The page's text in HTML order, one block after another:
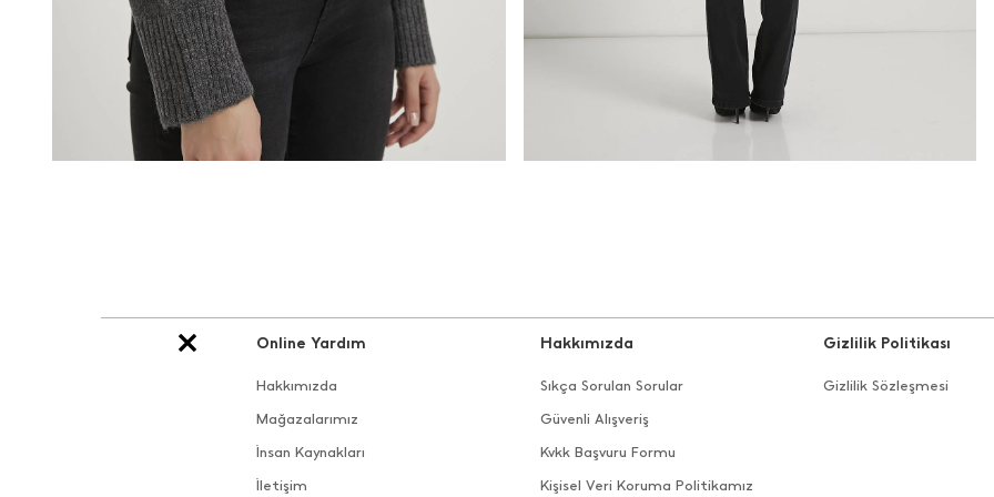
Online Yardım
Hakkımızda
Mağazalarımız
İnsan Kaynakları
İletişim
Hakkımızda
Sıkça Sorulan Sorular
Güvenli Alışveriş
Kvkk Başvuru Formu
Kişisel Veri Koruma Politikamız
Gizlilik Politikası
Gizlilik Sözleşmesi